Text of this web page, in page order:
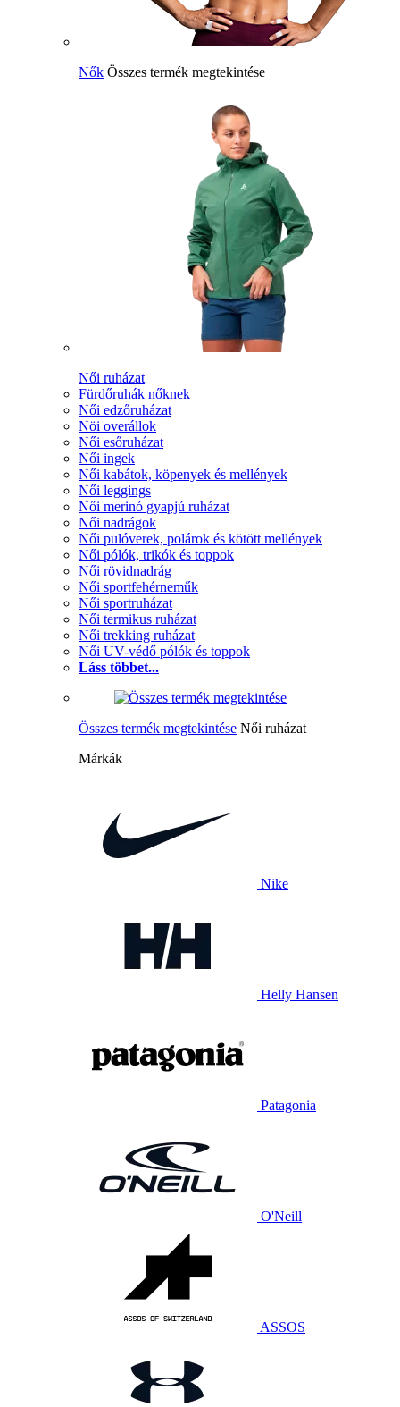
Nők Összes termék megtekintése
Női ruházat
Fürdőruhák nőknek
Női edzőruházat
Nöi overállok
Női esőruházat
Női ingek
Női kabátok, köpenyek és mellények
Női leggings
Női merinó gyapjú ruházat
Női nadrágok
Női pulóverek, polárok és kötött mellények
Női pólók, trikók és toppok
Női rövidnadrág
Női sportfehérneműk
Női sportruházat
Női termikus ruházat
Női trekking ruházat
Női UV-védő pólók és toppok
Láss többet...
Összes termék megtekintése Női ruházat
Márkák
Nike
Helly Hansen
Patagonia
O'Neill
ASSOS